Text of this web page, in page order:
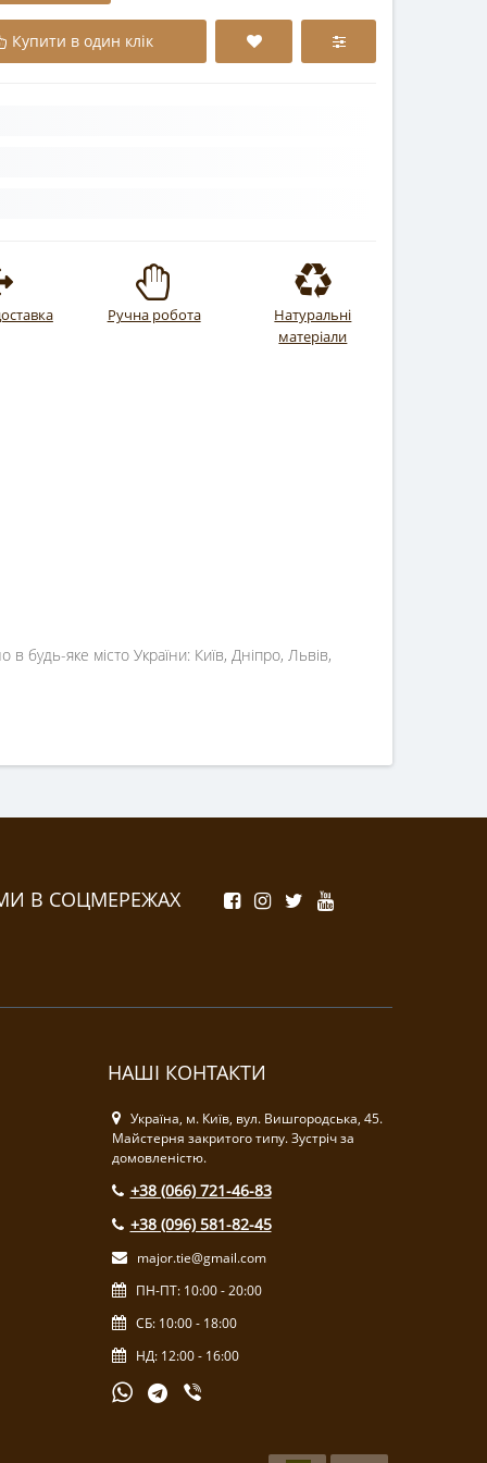
Купити в один клік
Ручна робота
Натуральні
матеріали
будь-яке місто України: Київ, Дніпро, Львів,
В СОЦМЕРЕЖАХ
НАШІ КОНТАКТИ
Україна, м. Київ, вул. Вишгородська, 45.
Майстерня закритого типу. Зустріч за
домовленістю.
+38 (066) 721-46-83
+38 (096) 581-82-45
major.tie@gmail.com
ПН-ПТ: 10:00 - 20:00
СБ: 10:00 - 18:00
НД: 12:00 - 16:00